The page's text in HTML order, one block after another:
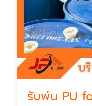
รับพ่น PU